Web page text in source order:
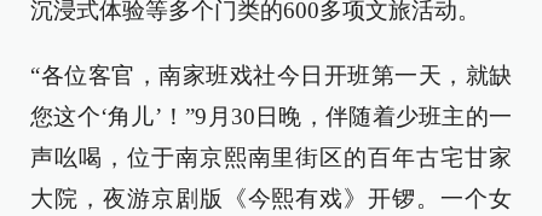
沉浸式体验等多个门类的600多项文旅活动。
“各位客官，南家班戏社今日开班第一天，就缺
您这个‘角儿’！”9月30日晚，伴随着少班主的一
声吆喝，位于南京熙南里街区的百年古宅甘家
大院，夜游京剧版《今熙有戏》开锣。一个女